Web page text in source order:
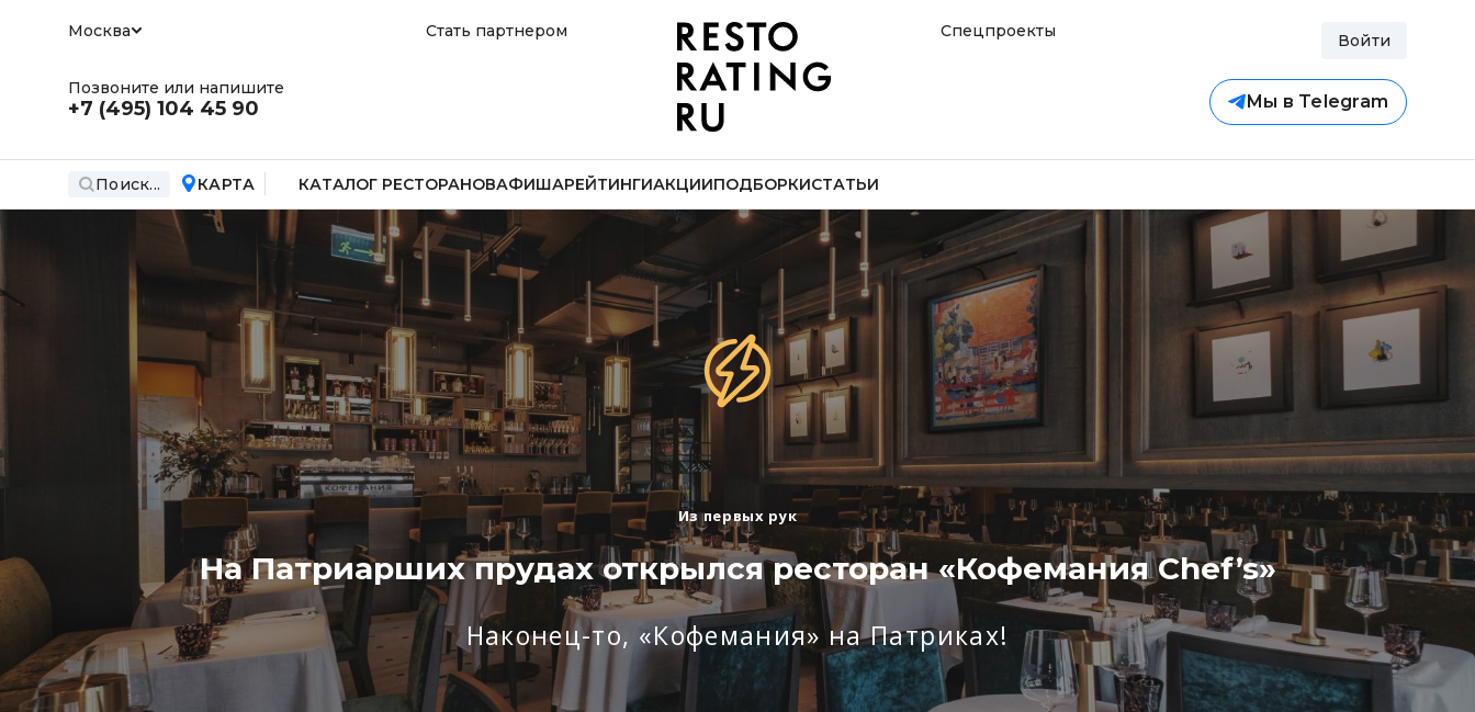
Москва Стать партнером Спецпроекты Войти
Позвоните или напишите
+7 (495) 104 45 90 Мы в Telegram
Поиск... КАРТА КАТАЛОГ РЕСТОРАНОВАФИШАРЕЙТИНГИАКЦИИПОДБОРКИСТАТЬИ
Из первых рук
На Патриарших прудах открылся ресторан «Кофемания Chef’s»
Наконец-то, «Кофемания» на Патриках!